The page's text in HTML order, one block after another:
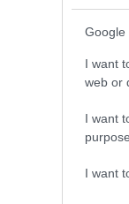
Google
I want
web or
I want
I want